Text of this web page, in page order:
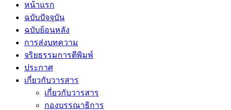
หน้าแรก
ฉบับปัจจุบัน
ฉบับย้อนหลัง
การส่งบทความ
จริยธรรมการตีพิมพ์
ประกาศ
เกี่ยวกับวารสาร
เกี่ยวกับวารสาร
กองบรรณาธิการ